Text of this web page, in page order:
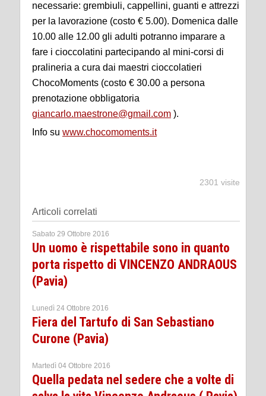
necessarie: grembiuli, cappellini, guanti e attrezzi
per la lavorazione (costo € 5.00). Domenica dalle
10.00 alle 12.00 gli adulti potranno imparare a
fare i cioccolatini partecipando al mini-corsi di
pralineria a cura dai maestri cioccolatieri
ChocoMoments (costo € 30.00 a persona
prenotazione obbligatoria
giancarlo.maestrone@gmail.com ).
Info su www.chocomoments.it
2301 visite
Articoli correlati
Sabato 29 Ottobre 2016
Un uomo è rispettabile sono in quanto
porta rispetto di VINCENZO ANDRAOUS
(Pavia)
Lunedì 24 Ottobre 2016
Fiera del Tartufo di San Sebastiano
Curone (Pavia)
Martedì 04 Ottobre 2016
Quella pedata nel sedere che a volte di